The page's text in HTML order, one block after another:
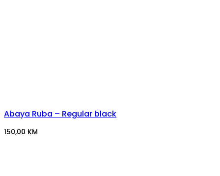
Abaya Ruba – Regular black
150,00 KM